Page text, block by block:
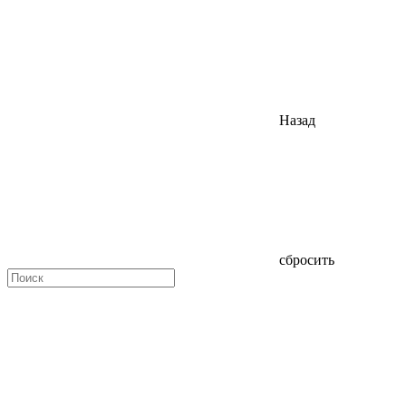
Назад
сбросить